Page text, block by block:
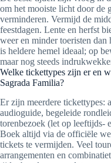
om het mooiste licht door de
verminderen. Vermijd de
feestdagen. Lente en herfst
weer en minder toeristen
is heldere hemel ideaal; op
maar nog steeds
Welke tickettypes zijn er en
Sagrada Familia?
Er zijn meerdere tickettypes:
audioguide, begeleide
torenbezoek (let op leeftijds-
Boek altijd via de officiële
tickets te vermijden. Veel
arrangementen en